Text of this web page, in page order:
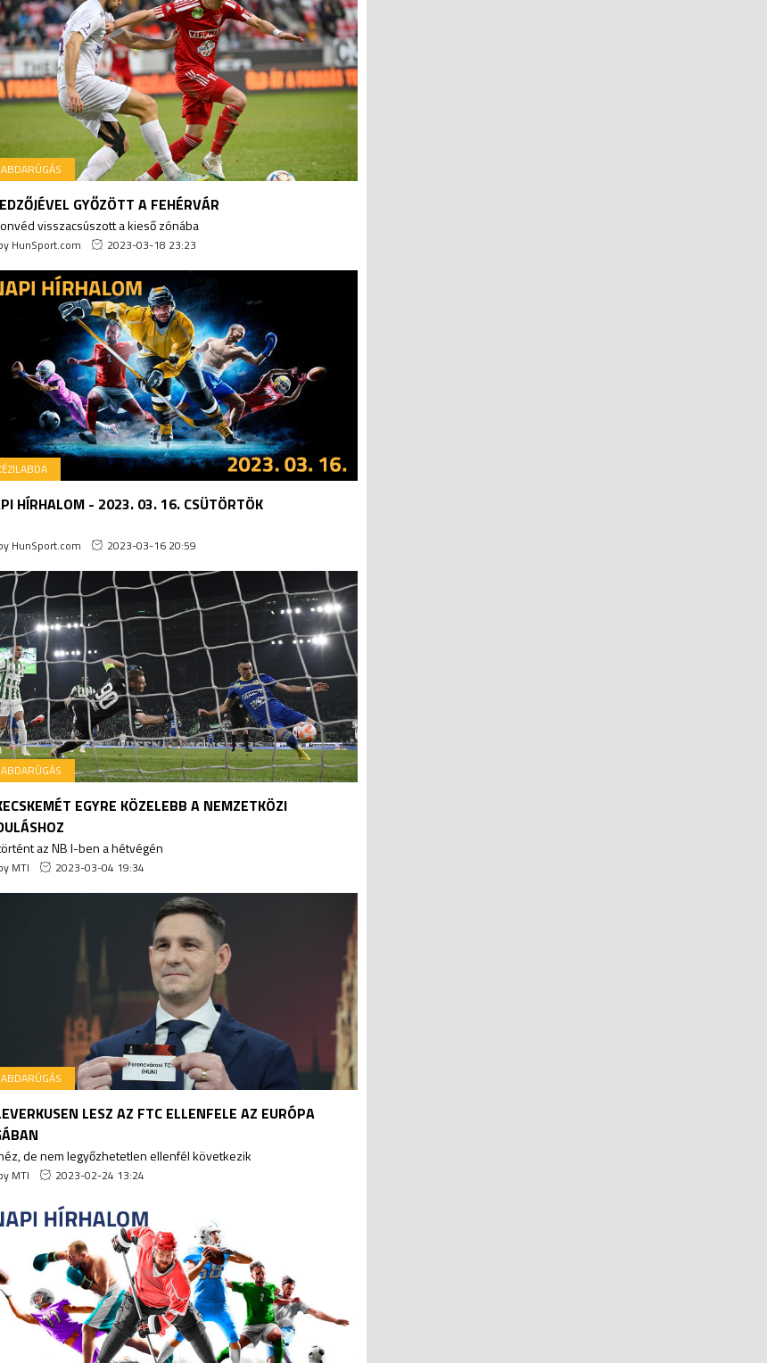
GYŐZÖTT A FEHÉRVÁR
visszacsúszott a kieső zónába
HunSport.com 2023-03-18 23:23
HÍRHALOM - 2023. 03. 16. CSÜTÖRTÖK
HunSport.com 2023-03-16 20:59
EGYRE KÖZELEBB A NEMZETKÖZI
az NB I-ben a hétvégén
MTI 2023-03-04 19:34
LESZ AZ FTC ELLENFELE AZ EURÓPA
de nem legyőzhetetlen ellenfél következik
MTI 2023-02-24 13:24